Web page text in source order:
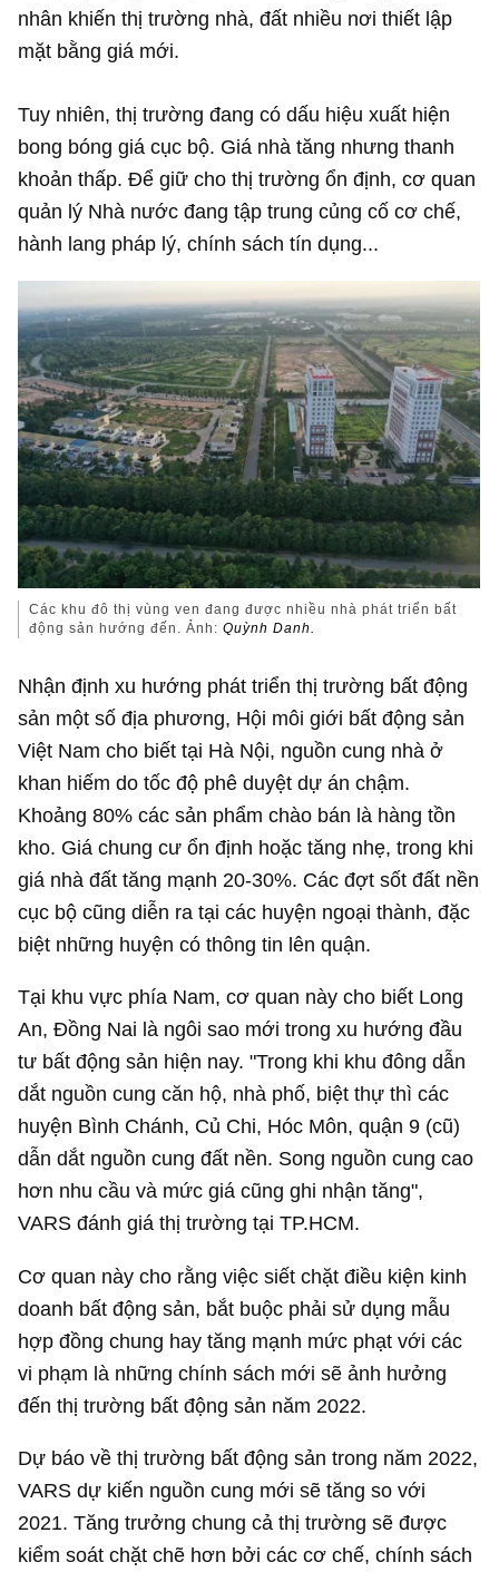
nhân khiến thị trường nhà, đất nhiều nơi thiết lập
mặt bằng giá mới.
Tuy nhiên, thị trường đang có dấu hiệu xuất hiện
bong bóng giá cục bộ. Giá nhà tăng nhưng thanh
khoản thấp. Để giữ cho thị trường ổn định, cơ quan
quản lý Nhà nước đang tập trung củng cố cơ chế,
hành lang pháp lý, chính sách tín dụng...
Các khu đô thị vùng ven đang được nhiều nhà phát triển bất
động sản hướng đến. Ảnh:Quỳnh Danh.
Nhận định xu hướng phát triển thị trường bất động
sản một số địa phương, Hội môi giới bất động sản
Việt Nam cho biết tại Hà Nội, nguồn cung nhà ở
khan hiếm do tốc độ phê duyệt dự án chậm.
Khoảng 80% các sản phẩm chào bán là hàng tồn
kho. Giá chung cư ổn định hoặc tăng nhẹ, trong khi
giá nhà đất tăng mạnh 20-30%. Các đợt sốt đất nền
cục bộ cũng diễn ra tại các huyện ngoại thành, đặc
biệt những huyện có thông tin lên quận.
Tại khu vực phía Nam, cơ quan này cho biết Long
An, Đồng Nai là ngôi sao mới trong xu hướng đầu
tư bất động sản hiện nay. "Trong khi khu đông dẫn
dắt nguồn cung căn hộ, nhà phố, biệt thự thì các
huyện Bình Chánh, Củ Chi, Hóc Môn, quận 9 (cũ)
dẫn dắt nguồn cung đất nền. Song nguồn cung cao
hơn nhu cầu và mức giá cũng ghi nhận tăng",
VARS đánh giá thị trường tại TP.HCM.
Cơ quan này cho rằng việc siết chặt điều kiện kinh
doanh bất động sản, bắt buộc phải sử dụng mẫu
hợp đồng chung hay tăng mạnh mức phạt với các
vi phạm là những chính sách mới sẽ ảnh hưởng
đến thị trường bất động sản năm 2022.
Dự báo về thị trường bất động sản trong năm 2022,
VARS dự kiến nguồn cung mới sẽ tăng so với
2021. Tăng trưởng chung cả thị trường sẽ được
kiểm soát chặt chẽ hơn bởi các cơ chế, chính sách